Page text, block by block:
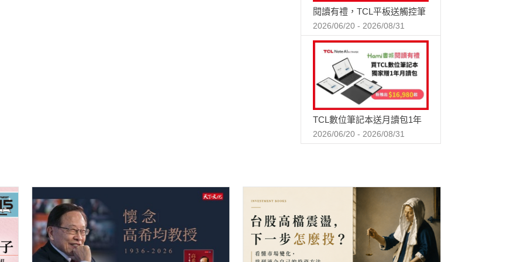
閱讀有禮，TCL平板送觸控筆
2026/06/20 - 2026/08/31
TCL數位筆記本送月讀包1年
2026/06/20 - 2026/08/31